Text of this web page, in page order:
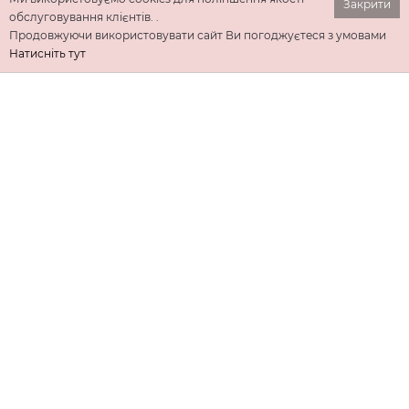
Закрити
обслуговування клієнтів. .
Продовжуючи використовувати сайт Ви погоджуєтеся з умовами
Натисніть тут